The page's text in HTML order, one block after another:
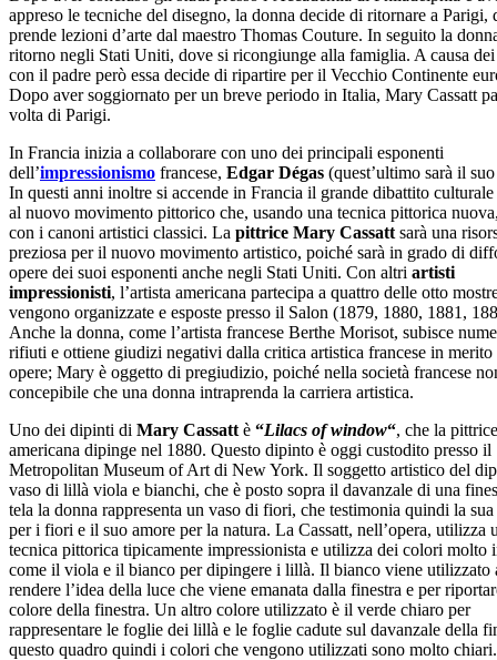
appreso le tecniche del disegno, la donna decide di ritornare a Parigi,
prende lezioni d’arte dal maestro Thomas Couture. In seguito la
ritorno negli Stati Uniti, dove si ricongiunge alla famiglia. A causa
con il padre però essa decide di ripartire per il Vecchio Continente
Dopo aver soggiornato per un breve periodo in Italia, Mary Cassatt
volta di Parigi.
In Francia inizia a collaborare con uno dei principali esponenti
dell’impressionismo francese, Edgar Dégas (quest’ultimo sarà il
In questi anni inoltre si accende in Francia il grande dibattito
al nuovo movimento pittorico che, usando una tecnica pittorica
con i canoni artistici classici. La pittrice Mary Cassatt sarà una
preziosa per il nuovo movimento artistico, poiché sarà in grado di
opere dei suoi esponenti anche negli Stati Uniti. Con altri artisti
impressionisti, l’artista americana partecipa a quattro delle otto
vengono organizzate e esposte presso il Salon (1879, 1880, 1881,
Anche la donna, come l’artista francese Berthe Morisot, subisce
rifiuti e ottiene giudizi negativi dalla critica artistica francese in merito
opere; Mary è oggetto di pregiudizio, poiché nella società francese
concepibile che una donna intraprenda la carriera artistica.
Uno dei dipinti di Mary Cassatt è “Lilacs of window“, che la pittrice
americana dipinge nel 1880. Questo dipinto è oggi custodito presso il
Metropolitan Museum of Art di New York. Il soggetto artistico del
vaso di lillà viola e bianchi, che è posto sopra il davanzale di una
tela la donna rappresenta un vaso di fiori, che testimonia quindi la sua
per i fiori e il suo amore per la natura. La Cassatt, nell’opera, utilizza
tecnica pittorica tipicamente impressionista e utilizza dei colori molto
come il viola e il bianco per dipingere i lillà. Il bianco viene utilizzato
rendere l’idea della luce che viene emanata dalla finestra e per
colore della finestra. Un altro colore utilizzato è il verde chiaro per
rappresentare le foglie dei lillà e le foglie cadute sul davanzale della
questo quadro quindi i colori che vengono utilizzati sono molto chiari.